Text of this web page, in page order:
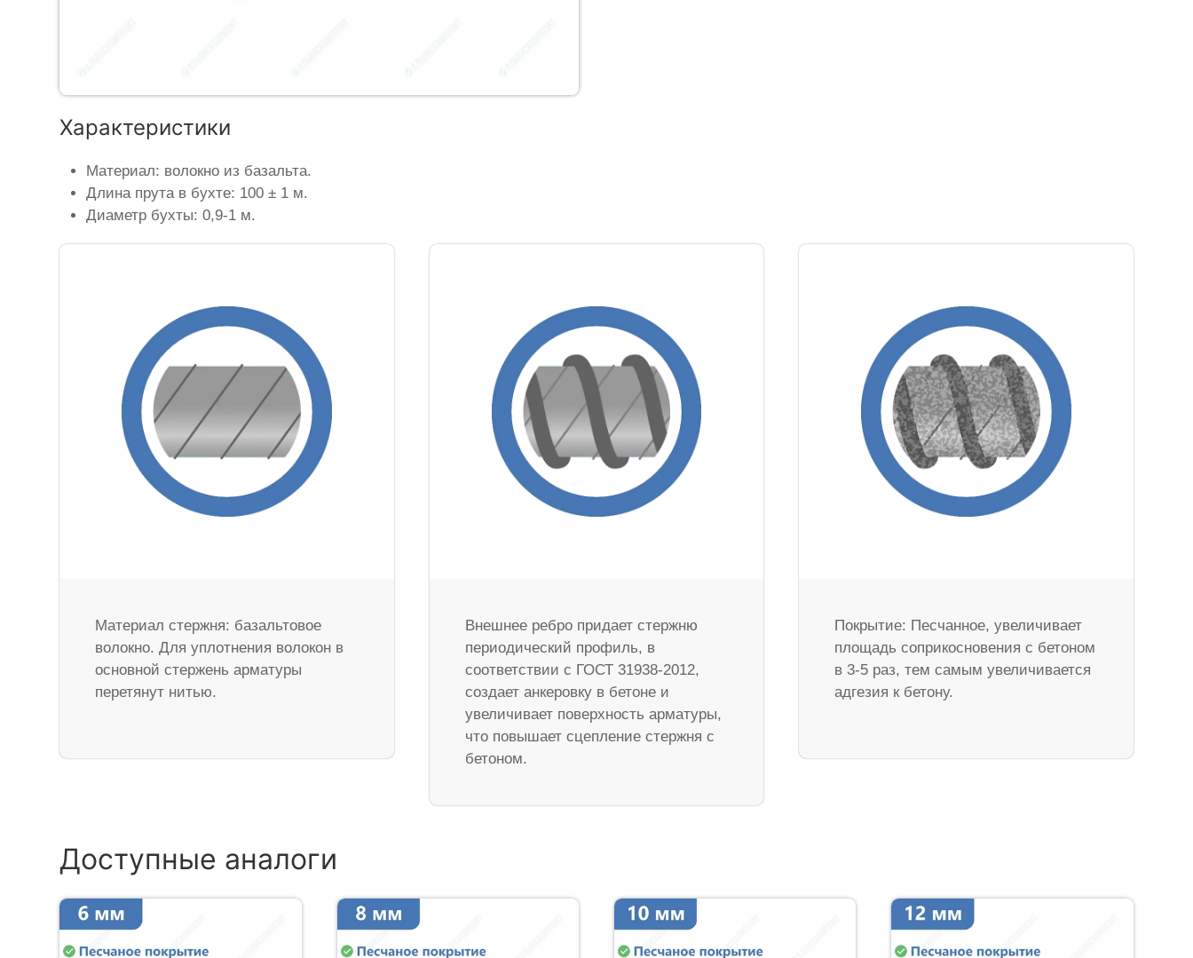
Характеристики
Материал: волокно из базальта.
Длина прута в бухте: 100 ± 1 м.
Диаметр бухты: 0,9-1 м.
Материал стержня: базальтовое
волокно. Для уплотнения волокон в
основной стержень арматуры
перетянут нитью.
Внешнее ребро придает стержню
периодический профиль, в
соответствии с ГОСТ 31938-2012,
создает анкеровку в бетоне и
увеличивает поверхность арматуры,
что повышает сцепление стержня с
бетоном.
Покрытие: Песчанное, увеличивает
площадь соприкосновения с бетоном
в 3-5 раз, тем самым увеличивается
адгезия к бетону.
Доступные аналоги